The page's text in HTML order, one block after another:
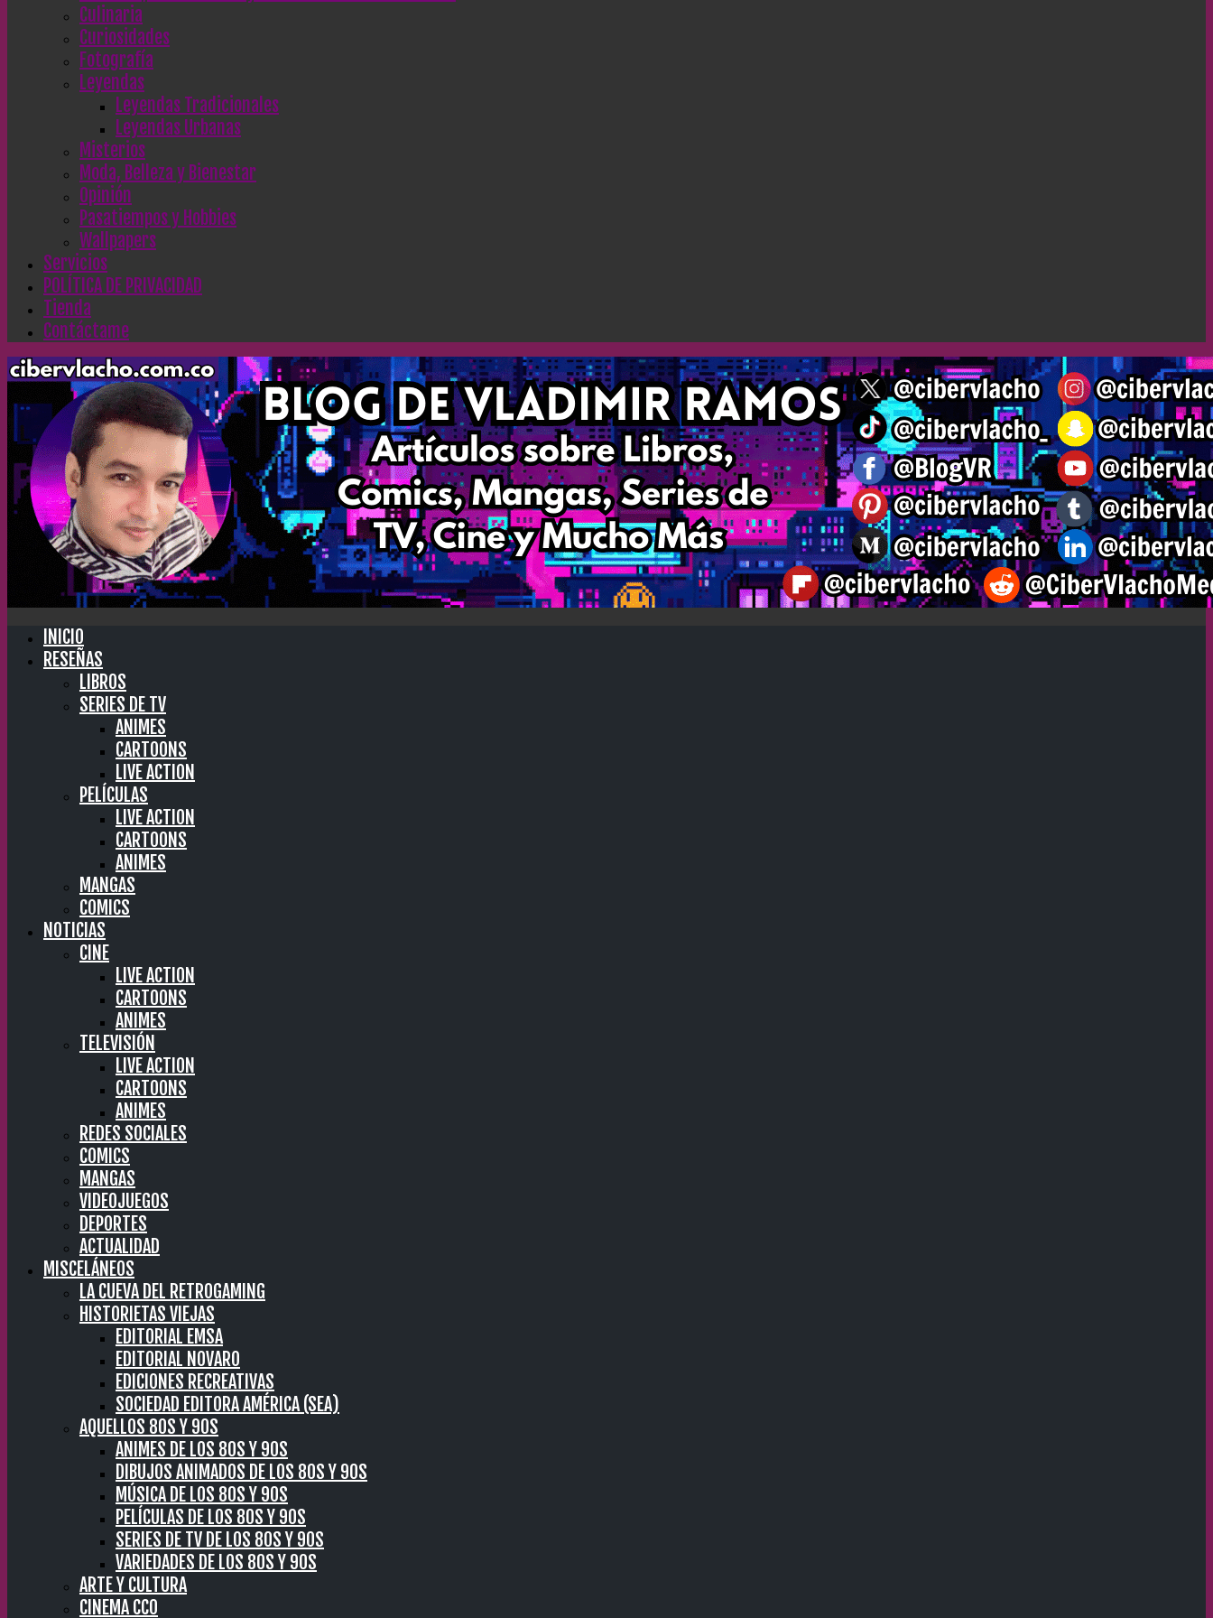
Culinaria
Curiosidades
Fotografía
Leyendas
Leyendas Tradicionales
Leyendas Urbanas
Misterios
Moda, Belleza y Bienestar
Opinión
Pasatiempos y Hobbies
Wallpapers
Servicios
POLÍTICA DE PRIVACIDAD
Tienda
Contáctame
INICIO
RESEÑAS
LIBROS
SERIES DE TV
ANIMES
CARTOONS
LIVE ACTION
PELÍCULAS
LIVE ACTION
CARTOONS
ANIMES
MANGAS
COMICS
NOTICIAS
CINE
LIVE ACTION
CARTOONS
ANIMES
TELEVISIÓN
LIVE ACTION
CARTOONS
ANIMES
REDES SOCIALES
COMICS
MANGAS
VIDEOJUEGOS
DEPORTES
ACTUALIDAD
MISCELÁNEOS
LA CUEVA DEL RETROGAMING
HISTORIETAS VIEJAS
EDITORIAL EMSA
EDITORIAL NOVARO
EDICIONES RECREATIVAS
SOCIEDAD EDITORA AMÉRICA (SEA)
AQUELLOS 80S Y 90S
ANIMES DE LOS 80S Y 90S
DIBUJOS ANIMADOS DE LOS 80S Y 90S
MÚSICA DE LOS 80S Y 90S
PELÍCULAS DE LOS 80S Y 90S
SERIES DE TV DE LOS 80S Y 90S
VARIEDADES DE LOS 80S Y 90S
ARTE Y CULTURA
CINEMA CC0